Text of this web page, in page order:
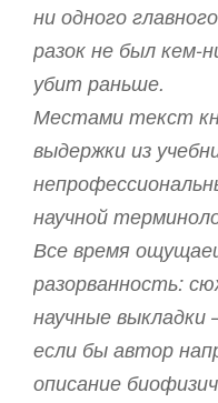
ни одного
разок не был кем-
убит раньше.
Местами текст
выдержки из
научной
Все время
разорванность:
научные
если бы автор
описание